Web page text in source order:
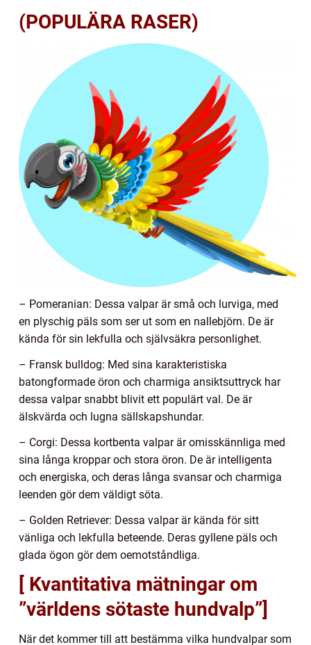
(POPULÄRA RASER)
– Pomeranian: Dessa valpar är små och lurviga, med
en plyschig päls som ser ut som en nallebjörn. De är
kända för sin lekfulla och självsäkra personlighet.
– Fransk bulldog: Med sina karakteristiska
batongformade öron och charmiga ansiktsuttryck har
dessa valpar snabbt blivit ett populärt val. De är
älskvärda och lugna sällskapshundar.
– Corgi: Dessa kortbenta valpar är omisskännliga med
sina långa kroppar och stora öron. De är intelligenta
och energiska, och deras långa svansar och charmiga
leenden gör dem väldigt söta.
– Golden Retriever: Dessa valpar är kända för sitt
vänliga och lekfulla beteende. Deras gyllene päls och
glada ögon gör dem oemotståndliga.
[ Kvantitativa mätningar om
”världens sötaste hundvalp”]
När det kommer till att bestämma vilka hundvalpar som